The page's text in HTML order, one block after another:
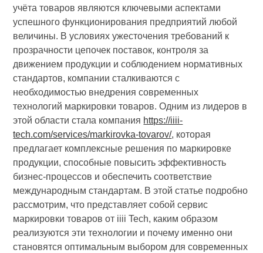
учёта товаров являются ключевыми аспектами
успешного функционирования предприятий любой
величины. В условиях ужесточения требований к
прозрачности цепочек поставок, контроля за
движением продукции и соблюдением нормативных
стандартов, компании сталкиваются с
необходимостью внедрения современных
технологий маркировки товаров. Одним из лидеров в
этой области стала компания https://iiii-
tech.com/services/markirovka-tovarov/, которая
предлагает комплексные решения по маркировке
продукции, способные повысить эффективность
бизнес-процессов и обеспечить соответствие
международным стандартам. В этой статье подробно
рассмотрим, что представляет собой сервис
маркировки товаров от iiii Tech, каким образом
реализуются эти технологии и почему именно они
становятся оптимальным выбором для современных